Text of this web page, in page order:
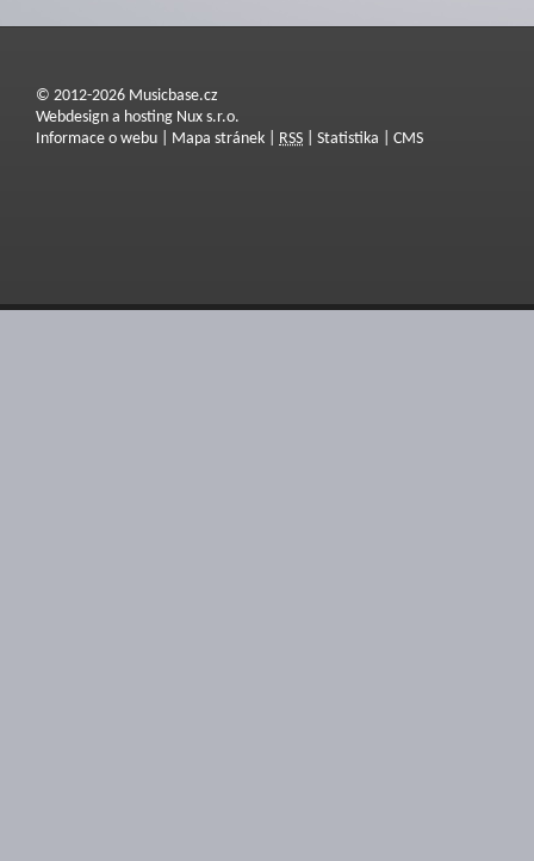
© 2012-2026 Musicbase.cz
Webdesign a hosting Nux s.r.o.
Informace o webu
Mapa stránek RSS Statistika CMS